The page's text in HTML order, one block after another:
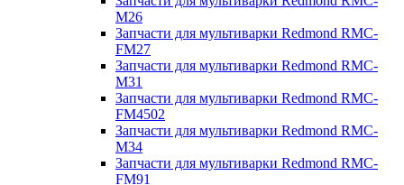
M26
Запчасти для мультиварки Redmond RMC-
FM27
Запчасти для мультиварки Redmond RMC-
M31
Запчасти для мультиварки Redmond RMC-
FM4502
Запчасти для мультиварки Redmond RMC-
M34
Запчасти для мультиварки Redmond RMC-
FM91